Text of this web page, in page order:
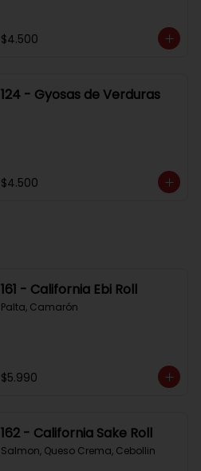
$4.500
124 - Gyosas de Verduras
$4.500
161 - California Ebi Roll
Palta, Camarón
$5.990
162 - California Sake Roll
Salmon, Queso Crema, Cebollin